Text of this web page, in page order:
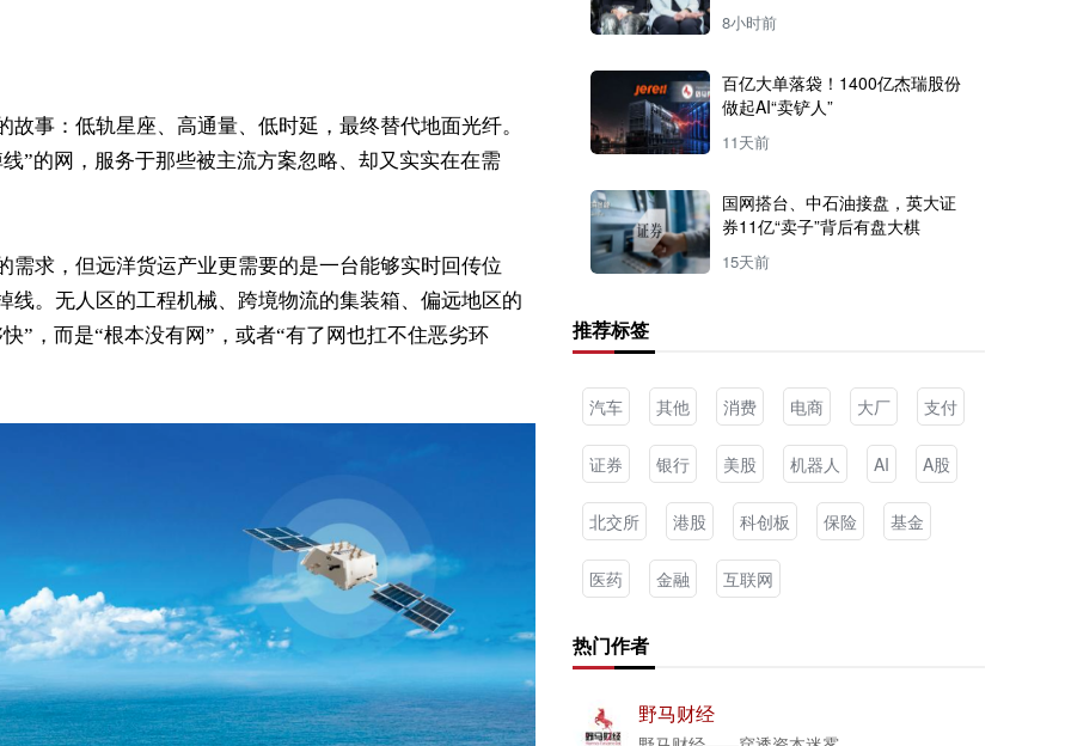
事：低轨星座、高通量、低时延，最终替代地面光纤。
”的网，服务于那些被主流方案忽略、却又实实在在需
求，但远洋货运产业更需要的是一台能够实时回传位
。无人区的工程机械、跨境物流的集装箱、偏远地区的
”，而是“根本没有网”，或者“有了网也扛不住恶劣环
8小时前
百亿大单落袋！1400亿杰瑞股份
做起AI“卖铲人”
11天前
国网搭台、中石油接盘，英大证
券11亿“卖子”背后有盘大棋
15天前
推荐标签
汽车 其他 消费 电商 大厂 支付
证券 银行 美股 机器人 AI A股
北交所 港股 科创板 保险 基金
医药 金融 互联网
热门作者
野马财经